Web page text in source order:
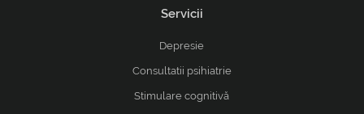
Servicii
Depresie
Consultatii psihiatrie
Stimulare cognitivă